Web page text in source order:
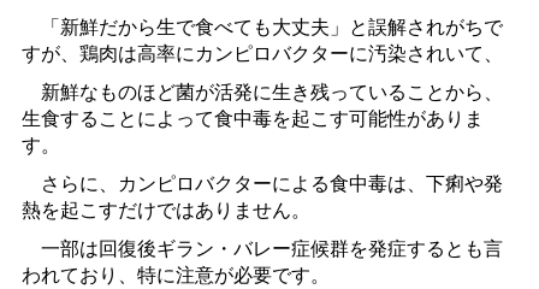
「新鮮だから生で食べても大丈夫」と誤解されがちで
すが、鶏肉は高率にカンピロバクターに汚染されいて、
新鮮なものほど菌が活発に生き残っていることから、
生食することによって食中毒を起こす可能性がありま
す。
さらに、カンピロバクターによる食中毒は、下痢や発
熱を起こすだけではありません。
一部は回復後ギラン・バレー症候群を発症するとも言
われており、特に注意が必要です。